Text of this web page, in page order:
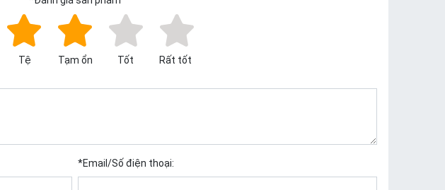
Tệ Tạm ổn Tốt
Rất tốt
*Email/Số điện thoại: